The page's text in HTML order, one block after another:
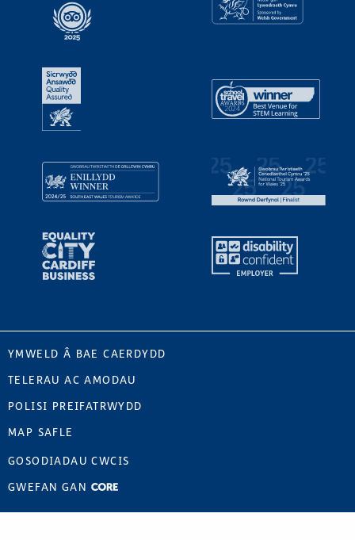
YMWELD Â BAE CAERDYDD
TELERAU AC AMODAU
POLISI PREIFATRWYDD
MAP SAFLE
GOSODIADAU CWCIS
GWEFAN GAN